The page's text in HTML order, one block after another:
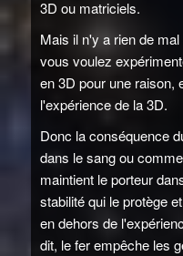
3D ou matriciels.
Mais il n'y a rien de
vous voulez
en 3D pour une raison,
l'expérience de la 3D.
Donc la conséquence
dans le sang ou
maintient le porteur
stabilité qui le protège
en dehors de
dit, le fer empêche les